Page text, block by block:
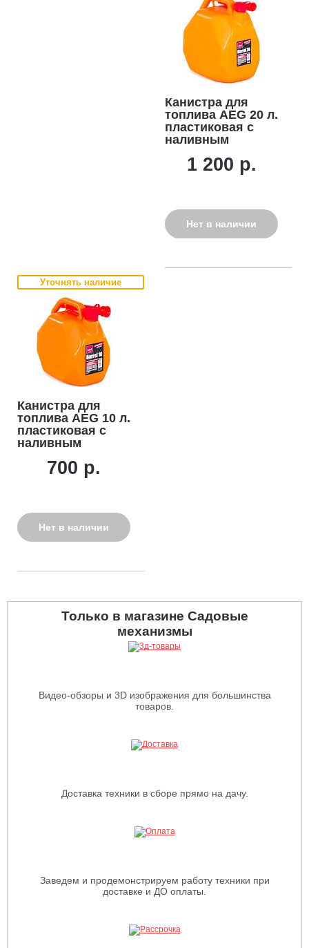
Канистра для
топлива AEG 20 л.
пластиковая с
наливным
1 200 р.
Нет в наличии
Уточнять наличие
Канистра для
топлива AEG 10 л.
пластиковая с
наливным
700 р.
Нет в наличии
Только в магазине Садовые
механизмы
Видео-обзоры и 3D изображения для большинства
товаров.
Доставка техники в сборе прямо на дачу.
Заведем и продемонстрируем работу техники при
доставке и ДО оплаты.